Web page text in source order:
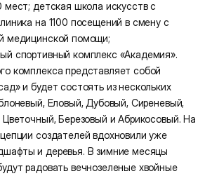
детская школа искусств с
на 1100 посещений в смену с
медицинской помощи;
спортивный комплекс «Академия».
комплекса представляет собой
и будет состоять из нескольких
Еловый, Дубовый, Сиреневый,
Березовый и Абрикосовый. На
создателей вдохновили уже
и деревья. В зимние месяцы
радовать вечнозеленые хвойные